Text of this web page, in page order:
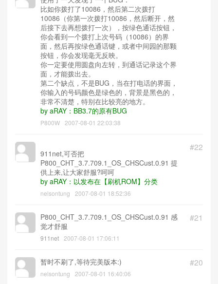
比如你拨打了10086，然后第二次拨打
10086（你第一次拨打10086，然后断开，然
后接下去再想拨打一次），按绿色通话按钮，
你会看到一个拨打上次号码（10086）的界
面，然后再按绿色通话键，或者中间园的那颗
按钮，你会发现毫无反映。
你一定要使用圆盘向左转，到通话记录这个界
面，才能拨出去。
第二个缺点，不是BUG，当在打电话的界面，
你输入的号码颜色是绿色的，背景是黑色的，
非常不清楚，特别在比较亮的地方。
by aRAY：BB3.7的原有BUG
P800W 2007-08-01 22:03:38
#22
911net,可否把
P800_CHT_3.7.709.1_OS_CHSCust.0.91 提
供上来,让大家舒服?呵呵
by aRAY：以发布在【刷机ROM】分类
nelsontung 2007-08-01 18:52:36
#21
P800_CHT_3.7.709.1_OS_CHSCust.0.91 感
觉才舒服
911net 2007-08-01 17:06:11
#20
暂时不刷了,等待完美版本:)
nelsontung 2007-08-01 16:40:06